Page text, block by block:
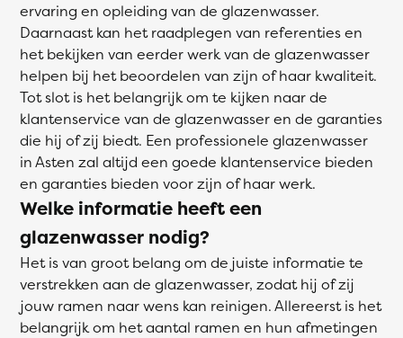
ervaring en opleiding van de glazenwasser.
Daarnaast kan het raadplegen van referenties en
het bekijken van eerder werk van de glazenwasser
helpen bij het beoordelen van zijn of haar kwaliteit.
Tot slot is het belangrijk om te kijken naar de
klantenservice van de glazenwasser en de garanties
die hij of zij biedt. Een professionele glazenwasser
in Asten zal altijd een goede klantenservice bieden
en garanties bieden voor zijn of haar werk.
Welke informatie heeft een
glazenwasser nodig?
Het is van groot belang om de juiste informatie te
verstrekken aan de glazenwasser, zodat hij of zij
jouw ramen naar wens kan reinigen. Allereerst is het
belangrijk om het aantal ramen en hun afmetingen